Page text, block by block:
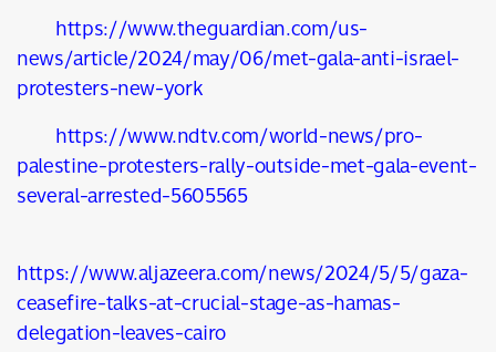
https://www.theguardian.com/us-
news/article/2024/may/06/met-gala-anti-israel-
protesters-new-york
https://www.ndtv.com/world-news/pro-
palestine-protesters-rally-outside-met-gala-event-
several-arrested-5605565
https://www.aljazeera.com/news/2024/5/5/gaza-
ceasefire-talks-at-crucial-stage-as-hamas-
delegation-leaves-cairo